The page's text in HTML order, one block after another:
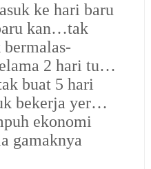
ke hari baru
kan…tak
bermalas-
2 hari tu…
buat 5 hari
bekerja yer…
ekonomi
gamaknya